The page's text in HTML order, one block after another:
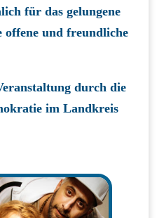
für das gelungene
offene und freundliche
durch die
im Landkreis